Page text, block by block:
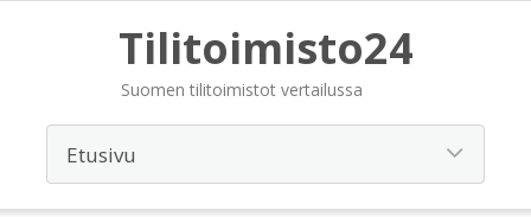
Tilitoimisto24
Suomen tilitoimistot vertailussa